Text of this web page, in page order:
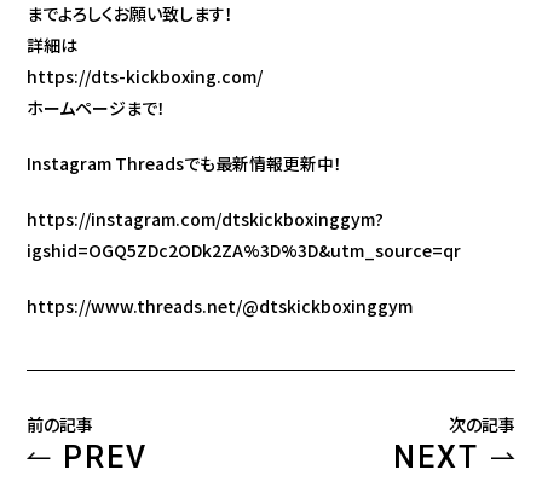
までよろしくお願い致します！
詳細は
https://dts-kickboxing.com/
ホームページまで！
Instagram Threadsでも最新情報更新中！
https://instagram.com/dtskickboxinggym?
igshid=OGQ5ZDc2ODk2ZA%3D%3D&utm_source=qr
https://www.threads.net/@dtskickboxinggym
前の記事
PREV
次の記事
NEXT